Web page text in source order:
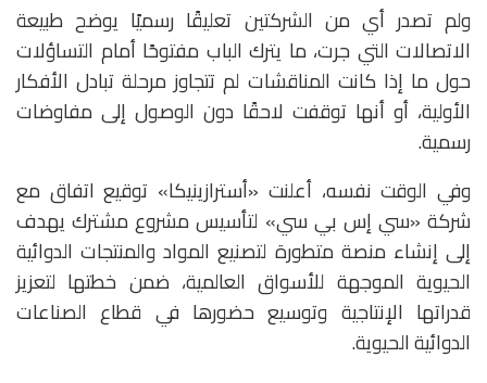
ولم تصدر أي من الشركتين تعليقًا رسميًا يوضح طبيعة
الاتصالات التي جرت، ما يترك الباب مفتوحًا أمام التساؤلات
حول ما إذا كانت المناقشات لم تتجاوز مرحلة تبادل الأفكار
الأولية، أو أنها توقفت لاحقًا دون الوصول إلى مفاوضات
رسمية.
وفي الوقت نفسه، أعلنت «أسترازينيكا» توقيع اتفاق مع
شركة «سي إس بي سي» لتأسيس مشروع مشترك يهدف
إلى إنشاء منصة متطورة لتصنيع المواد والمنتجات الدوائية
الحيوية الموجهة للأسواق العالمية، ضمن خطتها لتعزيز
قدراتها الإنتاجية وتوسيع حضورها في قطاع الصناعات
الدوائية الحيوية.